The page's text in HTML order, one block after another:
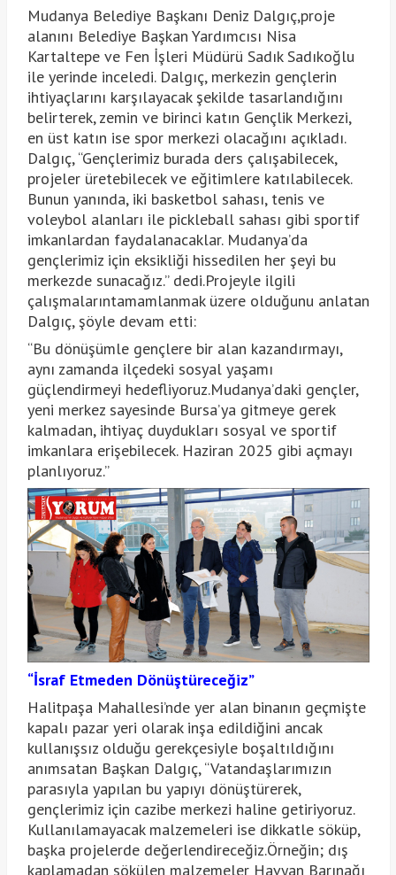
Mudanya Belediye Başkanı Deniz Dalgıç,proje
alanını Belediye Başkan Yardımcısı Nisa
Kartaltepe ve Fen İşleri Müdürü Sadık Sadıkoğlu
ile yerinde inceledi. Dalgıç, merkezin gençlerin
ihtiyaçlarını karşılayacak şekilde tasarlandığını
belirterek, zemin ve birinci katın Gençlik Merkezi,
en üst katın ise spor merkezi olacağını açıkladı.
Dalgıç, “Gençlerimiz burada ders çalışabilecek,
projeler üretebilecek ve eğitimlere katılabilecek.
Bunun yanında, iki basketbol sahası, tenis ve
voleybol alanları ile pickleball sahası gibi sportif
imkanlardan faydalanacaklar. Mudanya’da
gençlerimiz için eksikliği hissedilen her şeyi bu
merkezde sunacağız.” dedi.Projeyle ilgili
çalışmalarıntamamlanmak üzere olduğunu anlatan
Dalgıç, şöyle devam etti:
“Bu dönüşümle gençlere bir alan kazandırmayı,
aynı zamanda ilçedeki sosyal yaşamı
güçlendirmeyi hedefliyoruz.Mudanya’daki gençler,
yeni merkez sayesinde Bursa’ya gitmeye gerek
kalmadan, ihtiyaç duydukları sosyal ve sportif
imkanlara erişebilecek. Haziran 2025 gibi açmayı
planlıyoruz.”
“İsraf Etmeden Dönüştüreceğiz”
Halitpaşa Mahallesi’nde yer alan binanın geçmişte
kapalı pazar yeri olarak inşa edildiğini ancak
kullanışsız olduğu gerekçesiyle boşaltıldığını
anımsatan Başkan Dalgıç, “Vatandaşlarımızın
parasıyla yapılan bu yapıyı dönüştürerek,
gençlerimiz için cazibe merkezi haline getiriyoruz.
Kullanılamayacak malzemeleri ise dikkatle söküp,
başka projelerde değerlendireceğiz.Örneğin; dış
kaplamadan sökülen malzemeler Havyan Barınağı